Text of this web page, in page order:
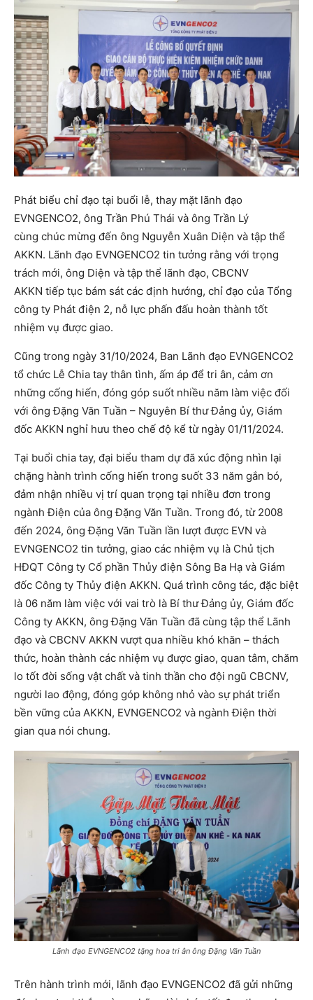
Phát biểu chỉ đạo tại buổi lễ, thay mặt lãnh đạo
EVNGENCO2, ông Trần Phú Thái và ông Trần Lý
cùng chúc mừng đến ông Nguyễn Xuân Diện và tập thể
AKKN. Lãnh đạo EVNGENCO2 tin tưởng rằng với trọng
trách mới, ông Diện và tập thể lãnh đạo, CBCNV
AKKN tiếp tục bám sát các định hướng, chỉ đạo của Tổng
công ty Phát điện 2, nỗ lực phấn đấu hoàn thành tốt
nhiệm vụ được giao.
Cũng trong ngày 31/10/2024, Ban Lãnh đạo EVNGENCO2
tổ chức Lễ Chia tay thân tình, ấm áp để tri ân, cảm ơn
những cống hiến, đóng góp suốt nhiều năm làm việc đối
với ông Đặng Văn Tuần – Nguyên Bí thư Đảng ủy, Giám
đốc AKKN nghỉ hưu theo chế độ kể từ ngày 01/11/2024.
Tại buổi chia tay, đại biểu tham dự đã xúc động nhìn lại
chặng hành trình cống hiến trong suốt 33 năm gắn bó,
đảm nhận nhiều vị trí quan trọng tại nhiều đơn trong
ngành Điện của ông Đặng Văn Tuần. Trong đó, từ 2008
đến 2024, ông Đặng Văn Tuần lần lượt được EVN và
EVNGENCO2 tin tưởng, giao các nhiệm vụ là Chủ tịch
HĐQT Công ty Cổ phần Thủy điện Sông Ba Hạ và Giám
đốc Công ty Thủy điện AKKN. Quá trình công tác, đặc biệt
là 06 năm làm việc với vai trò là Bí thư Đảng ủy, Giám đốc
Công ty AKKN, ông Đặng Văn Tuần đã cùng tập thể Lãnh
đạo và CBCNV AKKN vượt qua nhiều khó khăn – thách
thức, hoàn thành các nhiệm vụ được giao, quan tâm, chăm
lo tốt đời sống vật chất và tinh thần cho đội ngũ CBCNV,
người lao động, đóng góp không nhỏ vào sự phát triển
bền vững của AKKN, EVNGENCO2 và ngành Điện thời
gian qua nói chung.
Lãnh đạo EVNGENCO2 tặng hoa tri ân ông Đặng Văn Tuần
Trên hành trình mới, lãnh đạo EVNGENCO2 đã gửi những